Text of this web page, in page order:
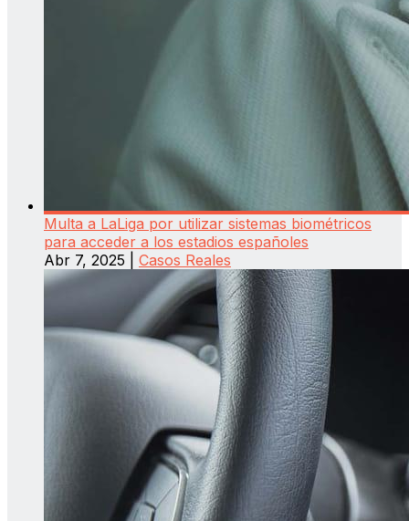
Multa a LaLiga por utilizar sistemas biométricos
para acceder a los estadios españoles
Abr 7, 2025
Casos Reales